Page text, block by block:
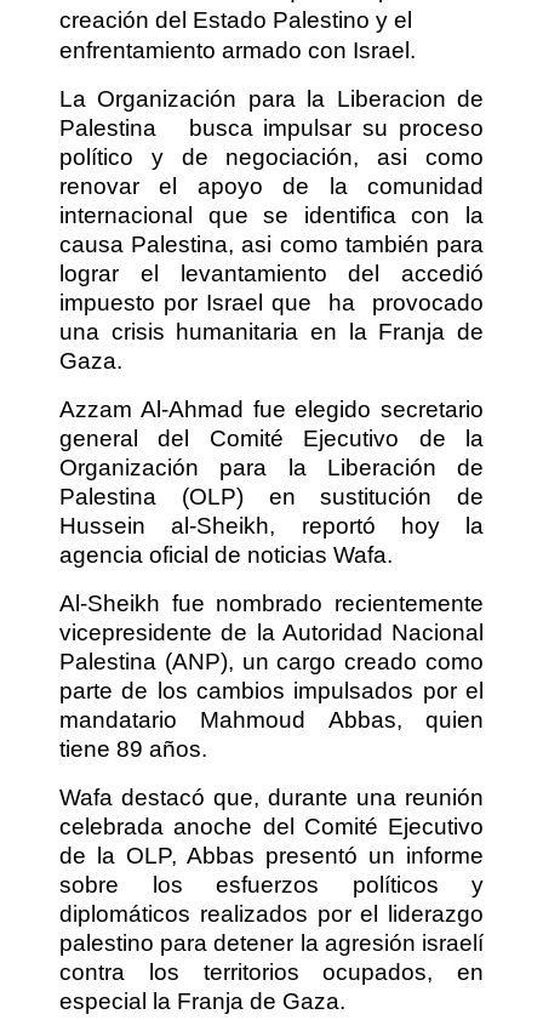
creación del Estado Palestino y el
enfrentamiento armado con Israel.
La Organización para la Liberacion de
Palestina
busca impulsar su proceso
político y de negociación, asi como
renovar el apoyo de la comunidad
internacional que se identifica con la
causa Palestina, asi como también para
lograr el levantamiento del accedió
impuesto por Israel que
ha
provocado
una crisis humanitaria en la Franja de
Gaza.
Azzam Al-Ahmad fue elegido secretario
general del Comité Ejecutivo de la
Organización para la Liberación de
Palestina (OLP) en sustitución de
Hussein al-Sheikh, reportó hoy la
agencia oficial de noticias Wafa.
Al-Sheikh fue nombrado recientemente
vicepresidente de la Autoridad Nacional
Palestina (ANP), un cargo creado como
parte de los cambios impulsados por el
mandatario Mahmoud Abbas, quien
tiene 89 años.
Wafa destacó que, durante una reunión
celebrada anoche del Comité Ejecutivo
de la OLP, Abbas presentó un informe
sobre los esfuerzos políticos y
diplomáticos realizados por el liderazgo
palestino para detener la agresión israelí
contra los territorios ocupados, en
especial la Franja de Gaza.